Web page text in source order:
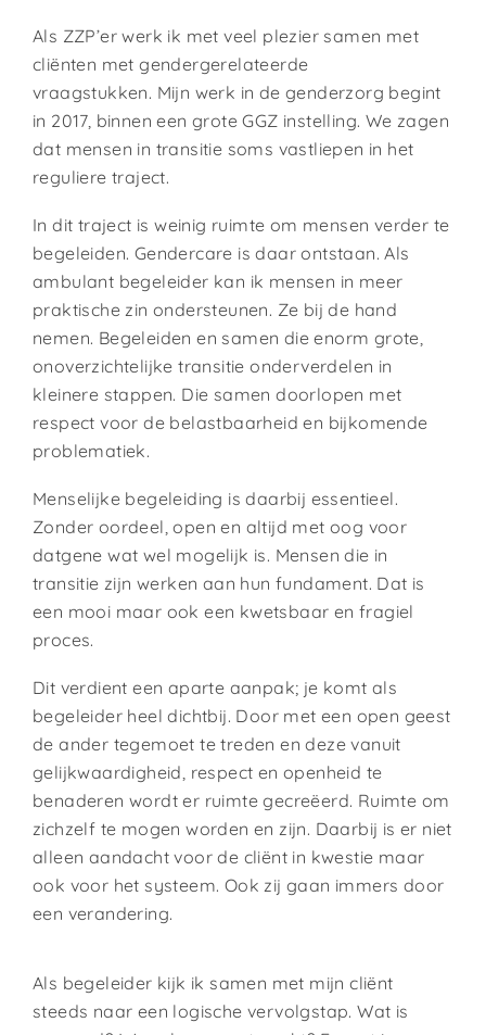
Als ZZP’er werk ik met veel plezier samen met
cliënten met gendergerelateerde
vraagstukken. Mijn werk in de genderzorg begint
in 2017, binnen een grote GGZ instelling. We zagen
dat mensen in transitie soms vastliepen in het
reguliere traject.
In dit traject is weinig ruimte om mensen verder te
begeleiden. Gendercare is daar ontstaan.Als
ambulant begeleider kan ik mensen in meer
praktische zin ondersteunen. Ze bij de hand
nemen. Begeleiden en samen die enorm grote,
onoverzichtelijke transitie onderverdelen in
kleinere stappen. Die samen doorlopen met
respect voor de belastbaarheid en bijkomende
problematiek.
Menselijke begeleiding is daarbij essentieel.
Zonder oordeel, open en altijd met oog voor
datgene wat wel mogelijk is. Mensen die in
transitie zijn werken aan hun fundament. Dat is
een mooi maar ook een kwetsbaar en fragiel
proces.
Dit verdient een aparte aanpak; je komt als
begeleider heel dichtbij. Door met een open geest
de ander tegemoet te treden en deze vanuit
gelijkwaardigheid, respect en openheid te
benaderen wordt er ruimte gecreëerd. Ruimte om
zichzelf te mogen worden en zijn. Daarbij is er niet
alleen aandacht voor de cliënt in kwestie maar
ook voor het systeem. Ook zij gaan immers door
een verandering.
Als begeleider kijk ik samen met mijn cliënt
steeds naar een logische vervolgstap. Wat is